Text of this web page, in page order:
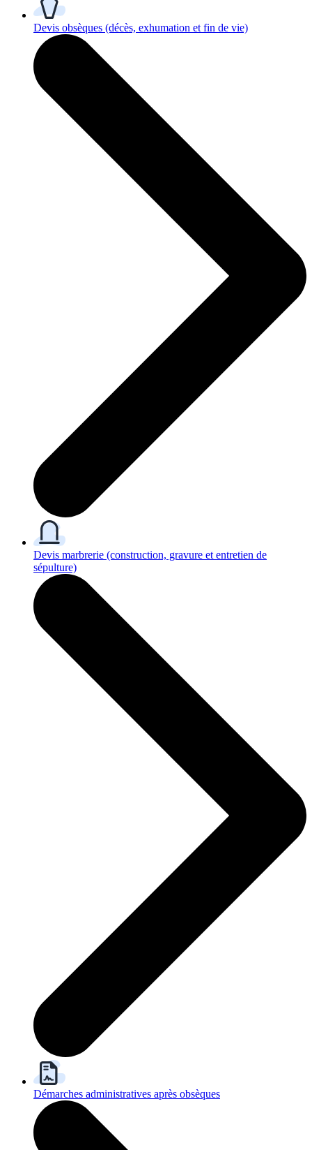
Devis obsèques (décès, exhumation et fin de vie)
Devis marbrerie (construction, gravure et entretien de
sépulture)
Démarches administratives après obsèques